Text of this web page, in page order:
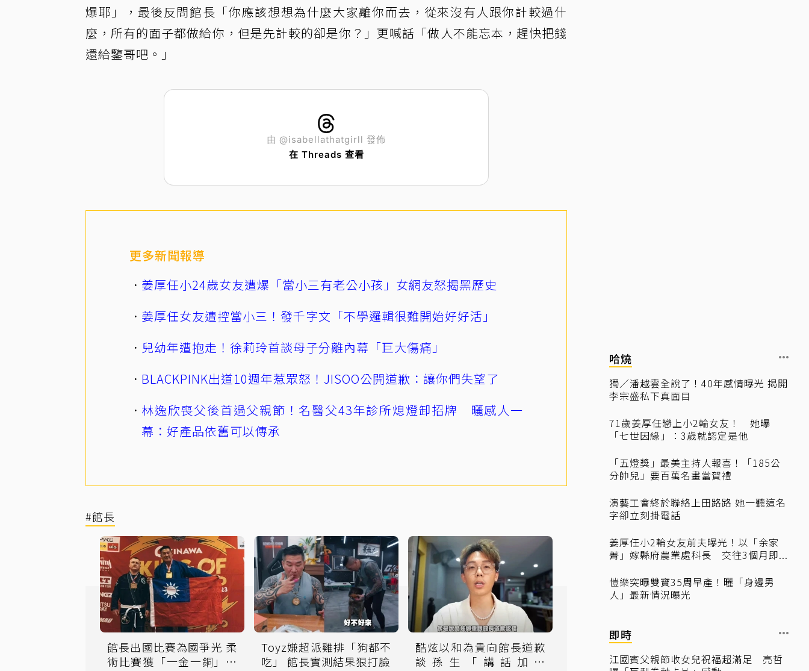
爆耶」，最後反問館長「你應該想想為什麼大家離你而去，從來沒有人跟你計較過什
麼，所有的面子都做給你，但是先計較的卻是你？」更喊話「做人不能忘本，趕快把錢
還給鑒哥吧。」
由 @isabellathatgirll 發佈
在 Threads 查看
更多新聞報導
姜厚任小24歲女友遭爆「當小三有老公小孩」女網友怒揭黑歷史
姜厚任女友遭控當小三！發千字文「不學邏輯很難開始好好活」
兒幼年遭抱走！徐莉玲首談母子分離內幕「巨大傷痛」
BLACKPINK出道10週年惹眾怒！JISOO公開道歉：讓你們失望了
林逸欣喪父後首過父親節！名醫父43年診所熄燈卸招牌 曬感人一
幕：好產品依舊可以傳承
#館長
館長出國比賽為國爭光 柔
術比賽獲「一金一銅」自
Toyz嫌超派雞排「狗都不
吃」 館長實測結果狠打臉
酷炫以和為貴向館長道歉
談孫生「講話加水
哈燒
獨／潘越雲全說了！40年感情曝光 揭開
李宗盛私下真面目
71歲姜厚任戀上小2輪女友！ 她曝
「七世因緣」：3歲就認定是他
「五燈獎」最美主持人報喜！「185公
分帥兒」要百萬名畫當賀禮
演藝工會終於聯絡上田路路 她一聽這名
字卻立刻掛電話
姜厚任小2輪女友前夫曝光！以「余家
菁」嫁縣府農業處科長 交往3個月即...
愷樂突曝雙寶35周早產！曬「身邊男
人」最新情況曝光
即時
江國賓父親節收女兒祝福超滿足 亮哲